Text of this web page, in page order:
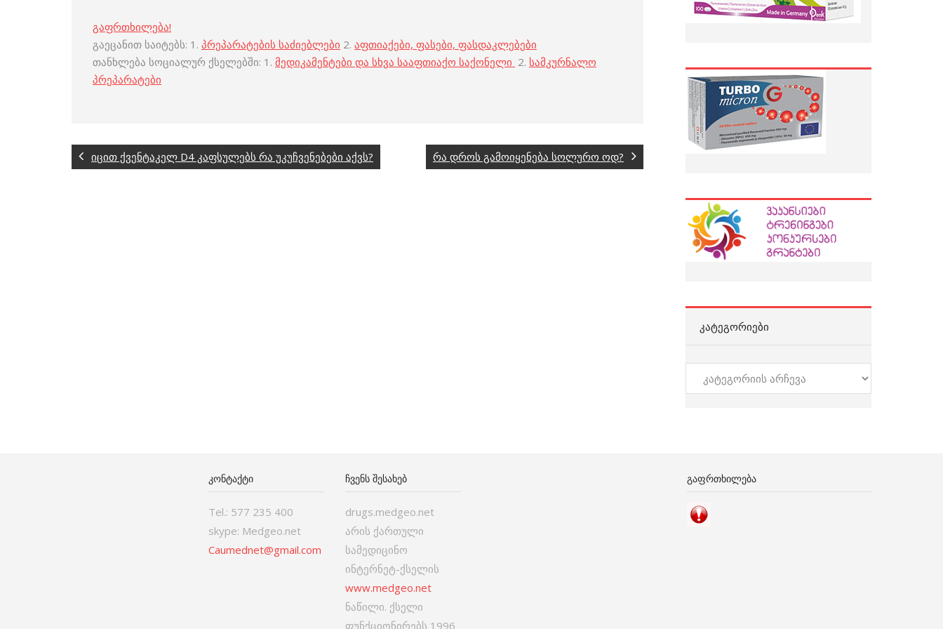
გაფრთხილება!
გაეცანით საიტებს: 1. პრეპარატების საძიებლები 2. აფთიაქები, ფასები, ფასდაკლებები
თანხლება სოციალურ ქსელებში: 1. მედიკამენტები და სხვა სააფთიაქო საქონელი 2. სამკურნალო
პრეპარატები
იცით ქვენტაკელ D4 კაფსულებს რა უკუჩვენებები აქვს? რა დროს გამოიყენება სოლურო ოდ?
ᲙᲐᲢᲔᲒᲝᲠᲘᲔᲑᲘ
კატეგორიები
ᲙᲝᲜᲢᲐᲥᲢᲘ
Tel.: 577 235 400
skype: Medgeo.net
Caumednet@gmail.com
ᲩᲕᲔᲜᲡ ᲨᲔᲡᲐᲮᲔᲑ
drugs.medgeo.net
არის ქართული
სამედიცინო
ინტერნეტ-ქსელის
www.medgeo.net
ნაწილი. ქსელი
ფუნქციონირებს 1996
ᲒᲐᲤᲠᲗᲮᲘᲚᲔᲑᲐ